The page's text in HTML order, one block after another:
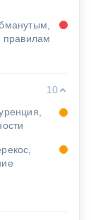
правилам
10